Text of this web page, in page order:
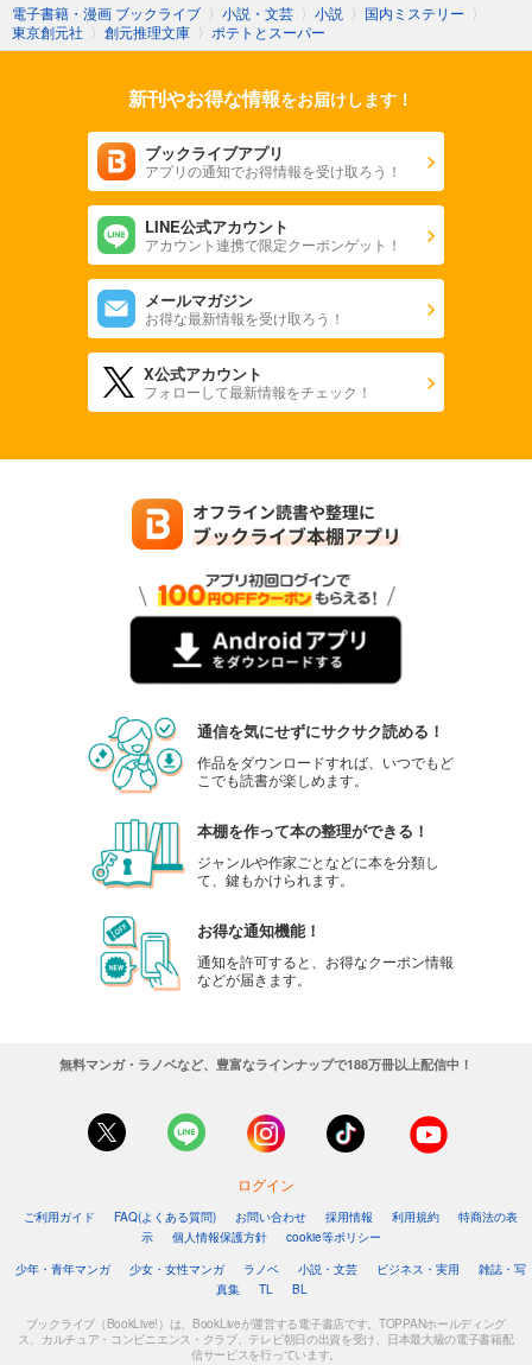
電子書籍・漫画 ブックライブ 〉 小説・文芸 〉 小説 〉 国内ミステリー 〉
東京創元社 〉 創元推理文庫 〉 ポテトとスーパー
新刊やお得な情報をお届けします！
ブックライブアプリ
アプリの通知でお得情報を受け取ろう！
LINE公式アカウント
アカウント連携で限定クーポンゲット！
メールマガジン
お得な最新情報を受け取ろう！
X公式アカウント
フォローして最新情報をチェック！
通信を気にせずにサクサク読める！
作品をダウンロードすれば、いつでもど
こでも読書が楽しめます。
本棚を作って本の整理ができる！
ジャンルや作家ごとなどに本を分類し
て、鍵もかけられます。
お得な通知機能！
通知を許可すると、お得なクーポン情報
などが届きます。
無料マンガ・ラノベなど、豊富なラインナップで188万冊以上配信中！
ログイン
ご利用ガイド FAQ(よくある質問) お問い合わせ 採用情報 利用規約
特商法の表
示
個人情報保護方針
cookie等ポリシー
少年・青年マンガ
少女・女性マンガ ラノベ 小説・文芸 ビジネス・実用
雑誌・写
真集
TL BL
ブックライブ（BookLive!）は、BookLiveが運営する電子書店です。TOPPANホールディング
ス、カルチュア・コンビニエンス・クラブ、テレビ朝日の出資を受け、日本最大級の電子書籍配
信サービスを行っています。